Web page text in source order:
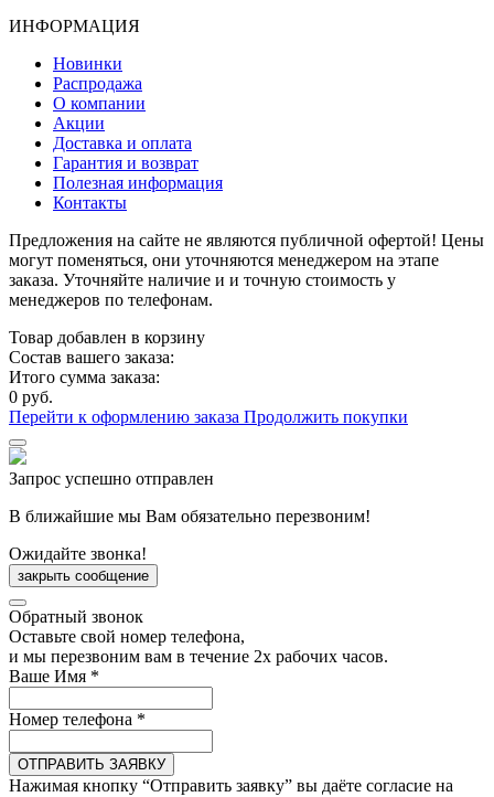
ИНФОРМАЦИЯ
Новинки
Распродажа
О компании
Акции
Доставка и оплата
Гарантия и возврат
Полезная информация
Контакты
Предложения на сайте не являются публичной офертой! Цены
могут поменяться, они уточняются менеджером на этапе
заказа. Уточняйте наличие и и точную стоимость у
менеджеров по телефонам.
Товар добавлен в корзину
Состав вашего заказа:
Итого сумма заказа:
0 руб.
Перейти к оформлению заказа Продолжить покупки
Запрос успешно отправлен
В ближайшие мы Вам обязательно перезвоним!
Ожидайте звонка!
закрыть сообщение
Обратный звонок
Оставьте свой номер телефона,
и мы перезвоним вам в течение 2х рабочих часов.
Ваше Имя *
Номер телефона *
ОТПРАВИТЬ ЗАЯВКУ
Нажимая кнопку “Отправить заявку” вы даёте согласие на